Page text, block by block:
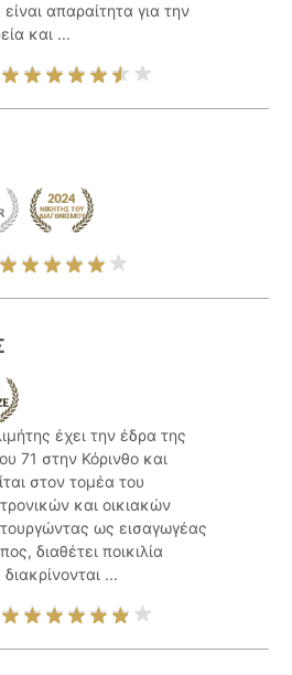
απαραίτητα για την
και ...
έχει την έδρα της
71 στην Κόρινθο και
στον τομέα του
και οικιακών
ως εισαγωγέας
διαθέτει ποικιλία
...